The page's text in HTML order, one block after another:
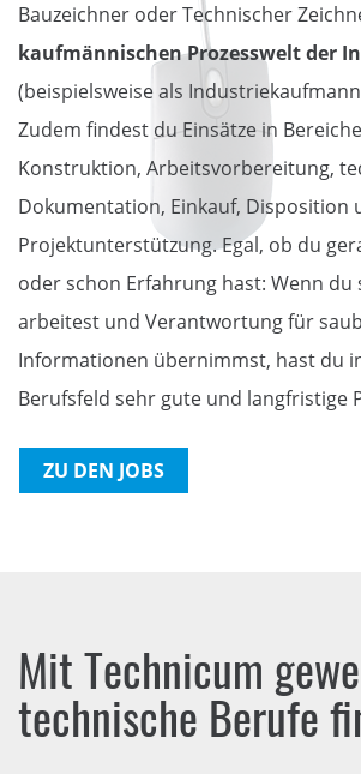
Bauzeichner oder Technischer
kaufmännischen Prozesswelt der
(beispielsweise als
Zudem findest du Einsätze in
Konstruktion, Arbeitsvorbereitung,
Dokumentation, Einkauf, Disposition
Projektunterstützung. Egal, ob du
oder schon Erfahrung hast: Wenn
arbeitest und Verantwortung für
Informationen übernimmst, hast du
Berufsfeld sehr gute und langfristige
ZU DEN JOBS
Mit Technicum
technische Berufe